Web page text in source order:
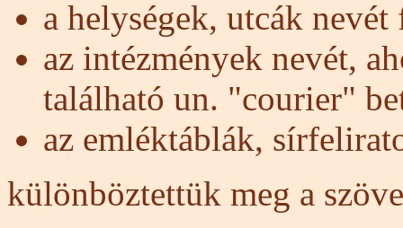
a helységek, utcák
az intézmények nevét,
található un. "courier"
az emléktáblák,
különböztettük meg a